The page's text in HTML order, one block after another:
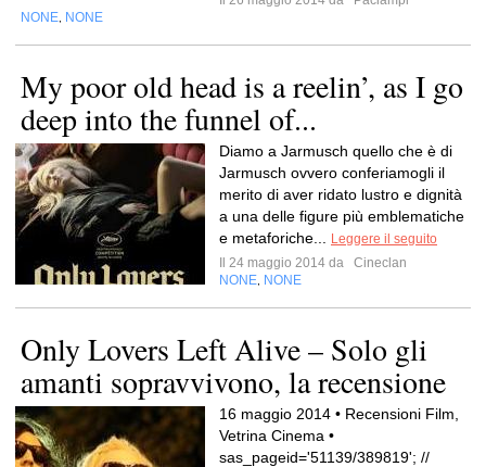
NONE NONE
My poor old head is a reelin’, as I go
deep into the funnel of...
Diamo a Jarmusch quello che è di
Jarmusch ovvero conferiamogli il
merito di aver ridato lustro e dignità
a una delle figure più emblematiche
e metaforiche...
Leggere il seguito
Il 24 maggio 2014 da
Cineclan
NONE NONE
Only Lovers Left Alive – Solo gli
amanti sopravvivono, la recensione
16 maggio 2014 • Recensioni Film,
Vetrina Cinema •
sas_pageid='51139/389819'; //